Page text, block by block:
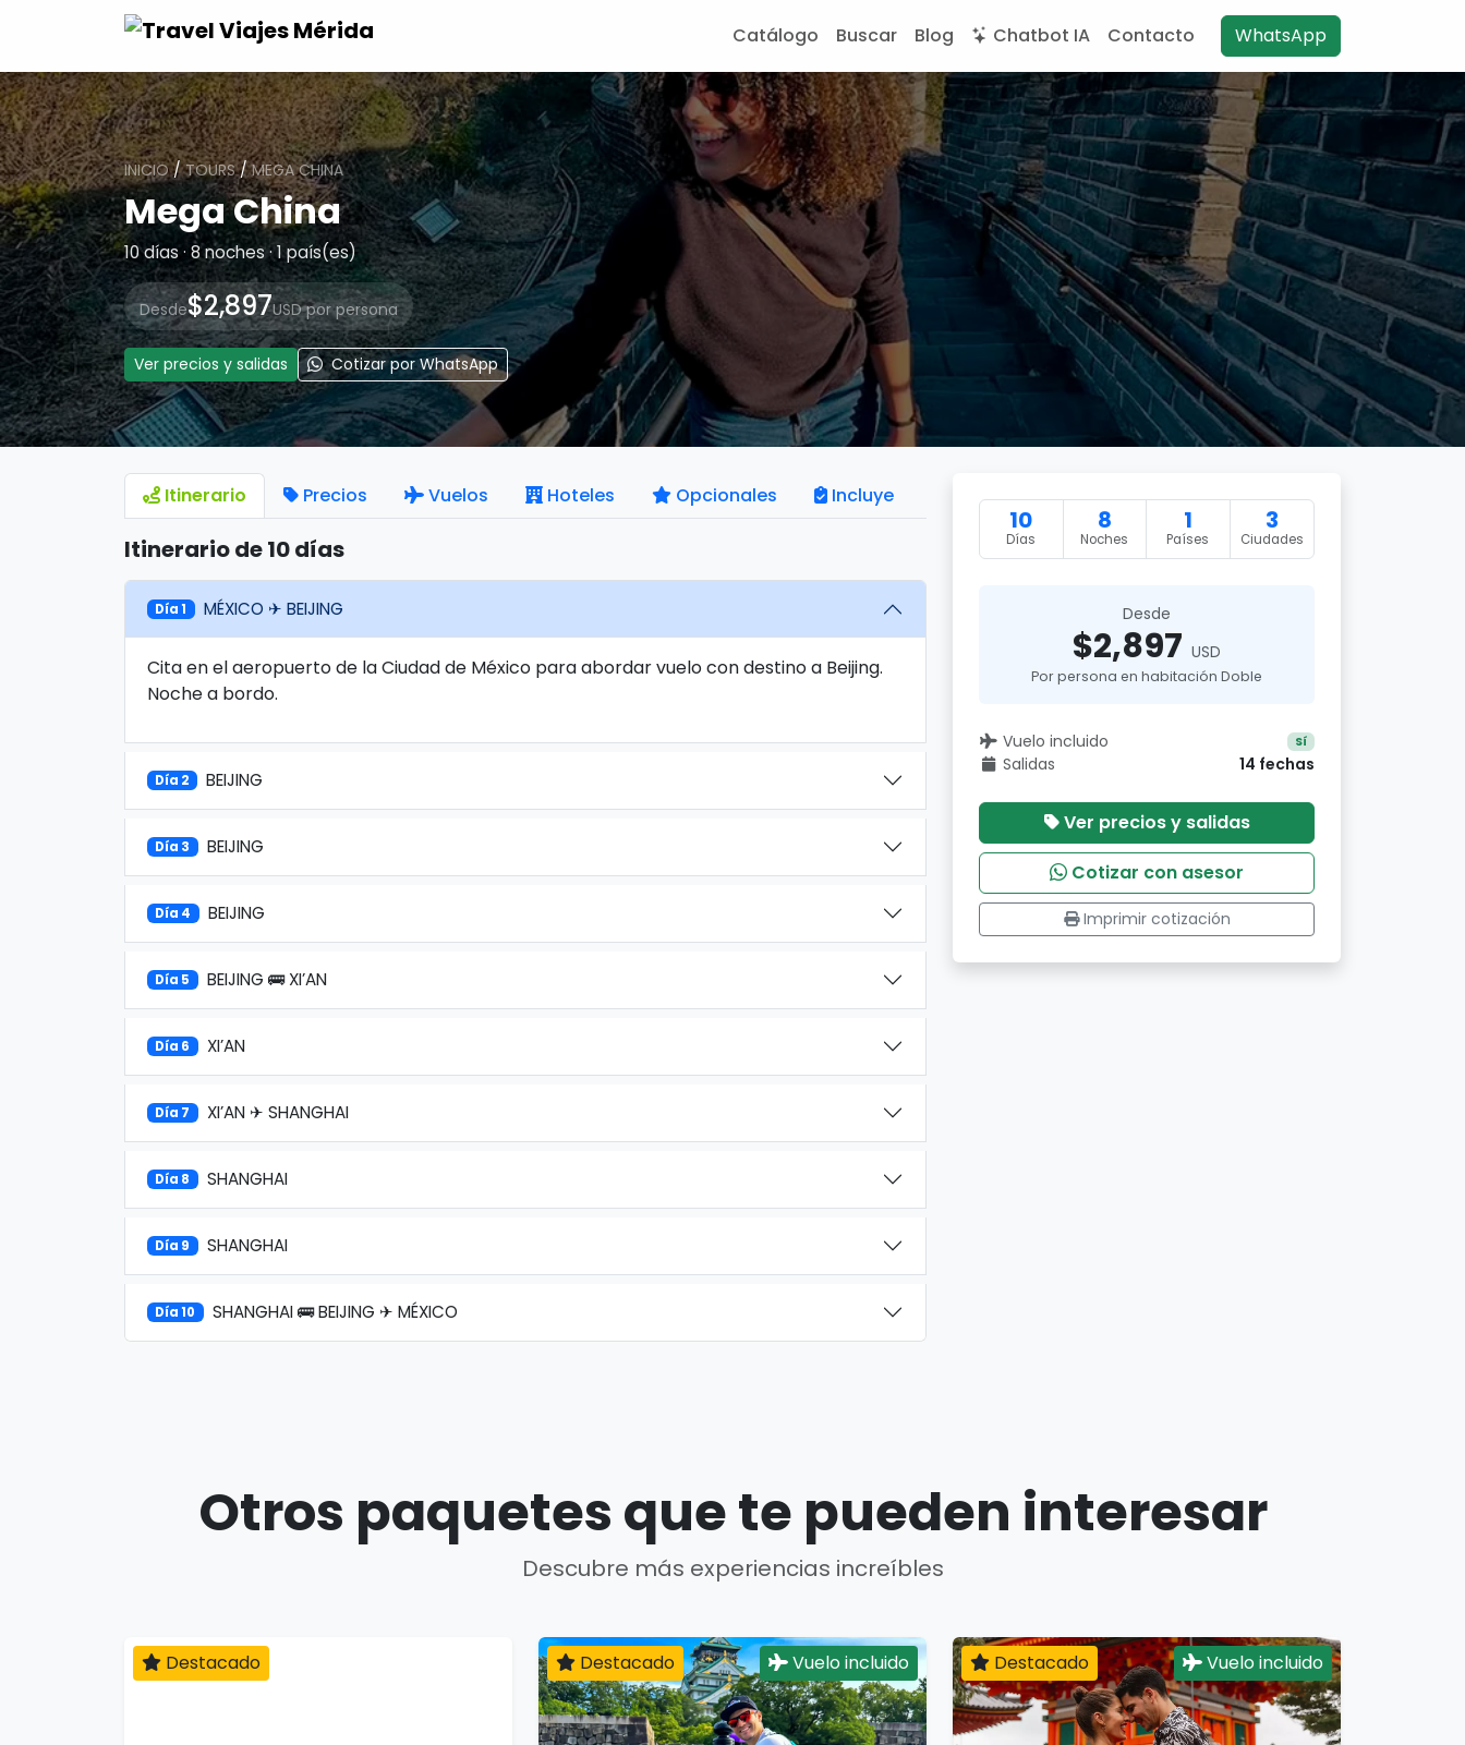
Catálogo Buscar Blog Chatbot IA Contacto WhatsApp
INICIO/TOURS/MEGA CHINA
Mega China
10 días · 8 noches · 1 país(es)
Desde$2,897USD por persona
Ver precios y salidas Cotizar por WhatsApp
Itinerario Precios Vuelos Hoteles Opcionales Incluye
Itinerario de 10 días
Día 1 MÉXICO ✈ BEIJING
Cita en el aeropuerto de la Ciudad de México para abordar vuelo con destino a Beijing.
Noche a bordo.
Día 2 BEIJING
Día 3 BEIJING
Día 4 BEIJING
Día 5 BEIJING 🚌 XI’AN
Día 6 XI’AN
Día 7 XI’AN ✈ SHANGHAI
Día 8 SHANGHAI
Día 9 SHANGHAI
Día 10 SHANGHAI 🚌 BEIJING ✈ MÉXICO
10
Días
8
Noches
1
Países
3
Ciudades
Desde
$2,897 USD
Por persona en habitación Doble
Vuelo incluido Sí
Salidas 14 fechas
Ver precios y salidas
Cotizar con asesor
Imprimir cotización
Otros paquetes que te pueden interesar
Descubre más experiencias increíbles
Destacado Destacado Vuelo incluido Destacado Vuelo incluido